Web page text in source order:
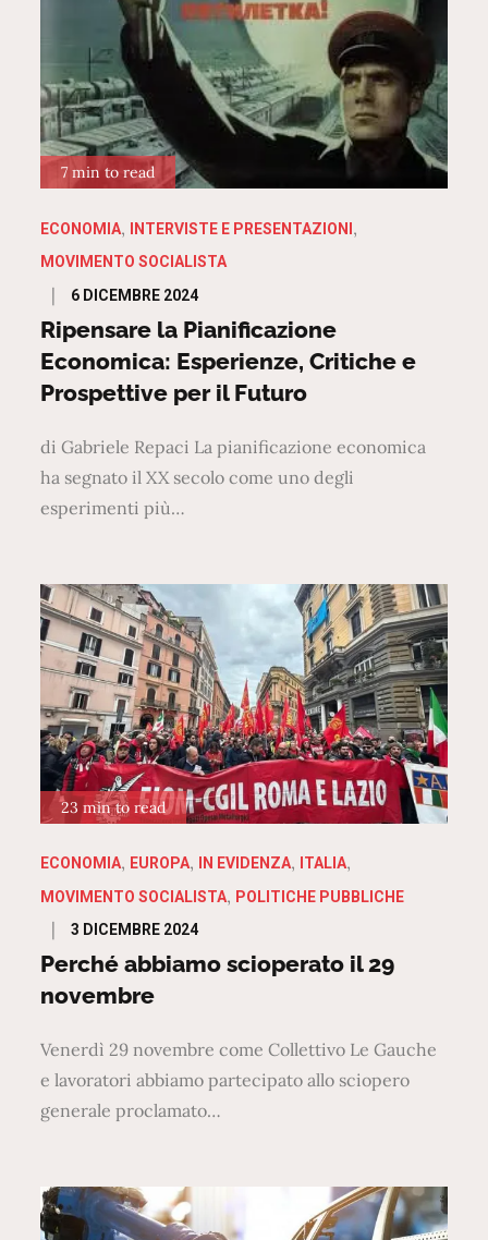
7 min to read
ECONOMIA
INTERVISTE E PRESENTAZIONI
MOVIMENTO SOCIALISTA
Posted
on
6 DICEMBRE 2024
Ripensare la Pianificazione
Economica: Esperienze, Critiche e
Prospettive per il Futuro
di Gabriele Repaci La pianificazione economica
ha segnato il XX secolo come uno degli
esperimenti più…
23 min to read
ECONOMIA EUROPA IN EVIDENZA
ITALIA
MOVIMENTO SOCIALISTA
POLITICHE PUBBLICHE
Posted
on
3 DICEMBRE 2024
Perché abbiamo scioperato il 29
novembre
Venerdì 29 novembre come Collettivo Le Gauche
e lavoratori abbiamo partecipato allo sciopero
generale proclamato…